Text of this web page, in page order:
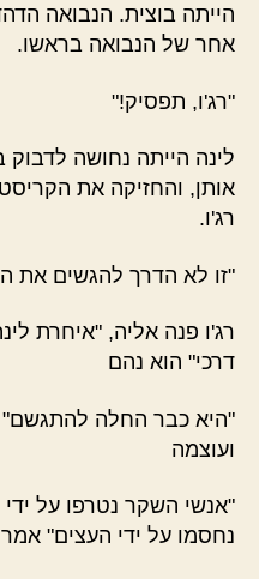
הייתה בוצית. הנבואה
אחר של הנבואה בראשו.
"רג'ו, תפסיק!"
לינה הייתה נחושה לדבוק
אותן, והחזיקה את
רג'ו.
"זו לא הדרך להגשים את
רג'ו פנה אליה, "איחרת
דרכי" הוא נהם
"היא כבר החלה להתגשם"
ועוצמה
"אנשי השקר נטרפו על
נחסמו על ידי העצים" אמר